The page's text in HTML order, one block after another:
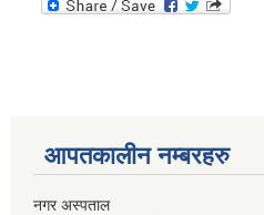
आपतकालीन नम्बरहरु
नगर अस्पताल